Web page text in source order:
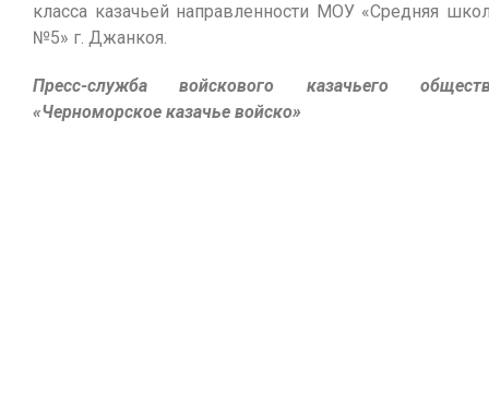
класса казачьей направленности МОУ «Средняя
№5» г. Джанкоя.
Пресс-служба войскового казачьего
«Черноморское казачье войско»